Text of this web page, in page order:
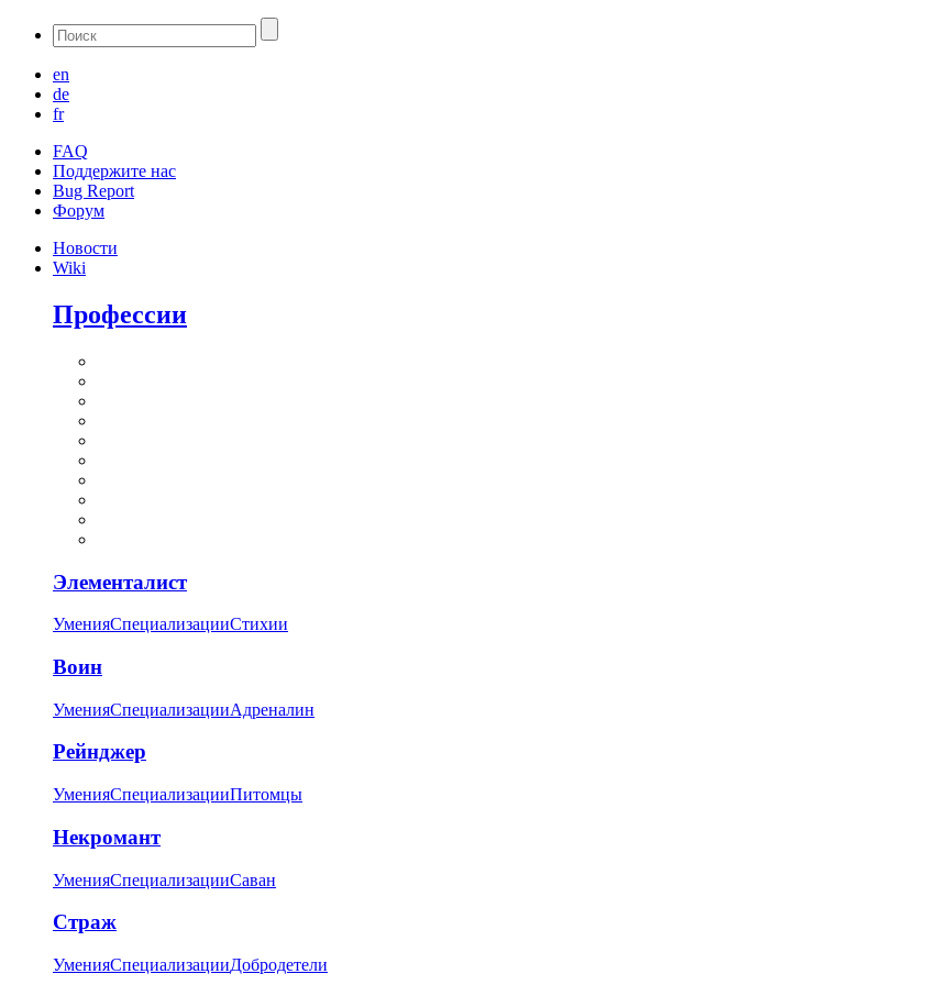
en
de
fr
FAQ
Поддержите нас
Bug Report
Форум
Новости
Wiki
Профессии
Элементалист
УменияСпециализацииСтихии
Воин
УменияСпециализацииАдреналин
Рейнджер
УменияСпециализацииПитомцы
Некромант
УменияСпециализацииСаван
Страж
УменияСпециализацииДобродетели